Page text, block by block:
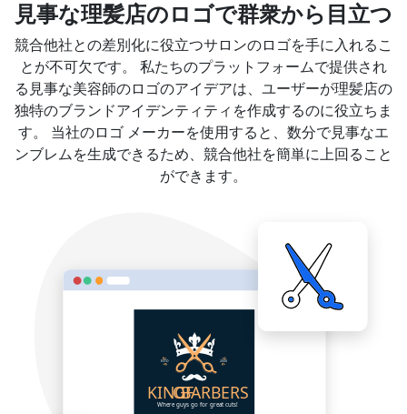
見事な理髪店のロゴで群衆から目立つ
競合他社との差別化に役立つサロンのロゴを手に入れるこ
とが不可欠です。 私たちのプラットフォームで提供され
る見事な美容師のロゴのアイデアは、ユーザーが理髪店の
独特のブランドアイデンティティを作成するのに役立ちま
す。 当社のロゴ メーカーを使用すると、数分で見事なエ
ンブレムを生成できるため、競合他社を簡単に上回ること
ができます。